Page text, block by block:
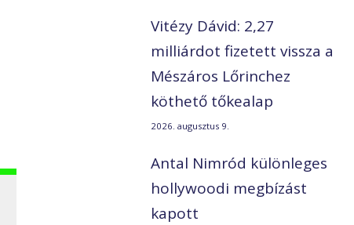
Vitézy Dávid: 2,27
milliárdot fizetett vissza a
Mészáros Lőrinchez
köthető tőkealap
2026. augusztus 9.
Antal Nimród különleges
hollywoodi megbízást
kapott